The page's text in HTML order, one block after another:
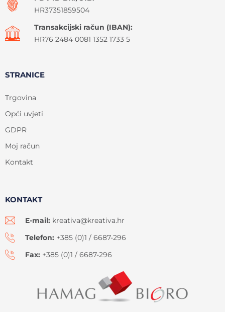
HR37351859504
Transakcijski račun (IBAN):
HR76 2484 0081 1352 1733 5
STRANICE
Trgovina
Opći uvjeti
GDPR
Moj račun
Kontakt
KONTAKT
E-mail: kreativa@kreativa.hr
Telefon: +385 (0)1 / 6687-296
Fax: +385 (0)1 / 6687-296